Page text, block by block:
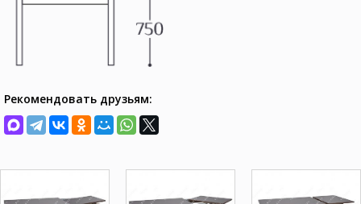
Рекомендовать друзьям: